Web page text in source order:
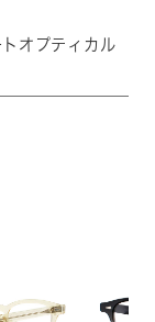
オプティカル